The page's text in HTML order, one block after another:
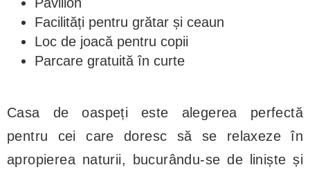
Facilități pentru grătar și ceaun
Loc de joacă pentru copii
Parcare gratuită în curte
Casa de oaspeți este alegerea perfectă
pentru cei care doresc să se relaxeze în
apropierea naturii, bucurându-se de liniște și